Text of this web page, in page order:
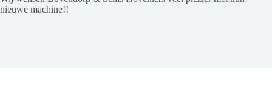
nieuwe machine!!